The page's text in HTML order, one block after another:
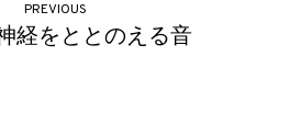
PREVIOUS
経をととのえる音